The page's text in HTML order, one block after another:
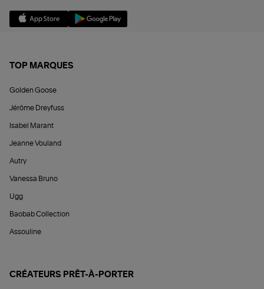
TOP MARQUES
Golden Goose
Jérôme Dreyfuss
Isabel Marant
Jeanne Vouland
Autry
Vanessa Bruno
Ugg
Baobab Collection
Assouline
CRÉATEURS PRÊT-À-PORTER